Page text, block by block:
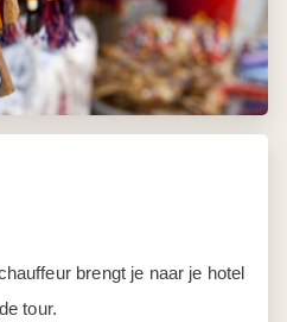
brengt je naar je hotel
tour.